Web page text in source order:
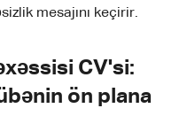
mesajını keçirir.
CV'si:
ön plana